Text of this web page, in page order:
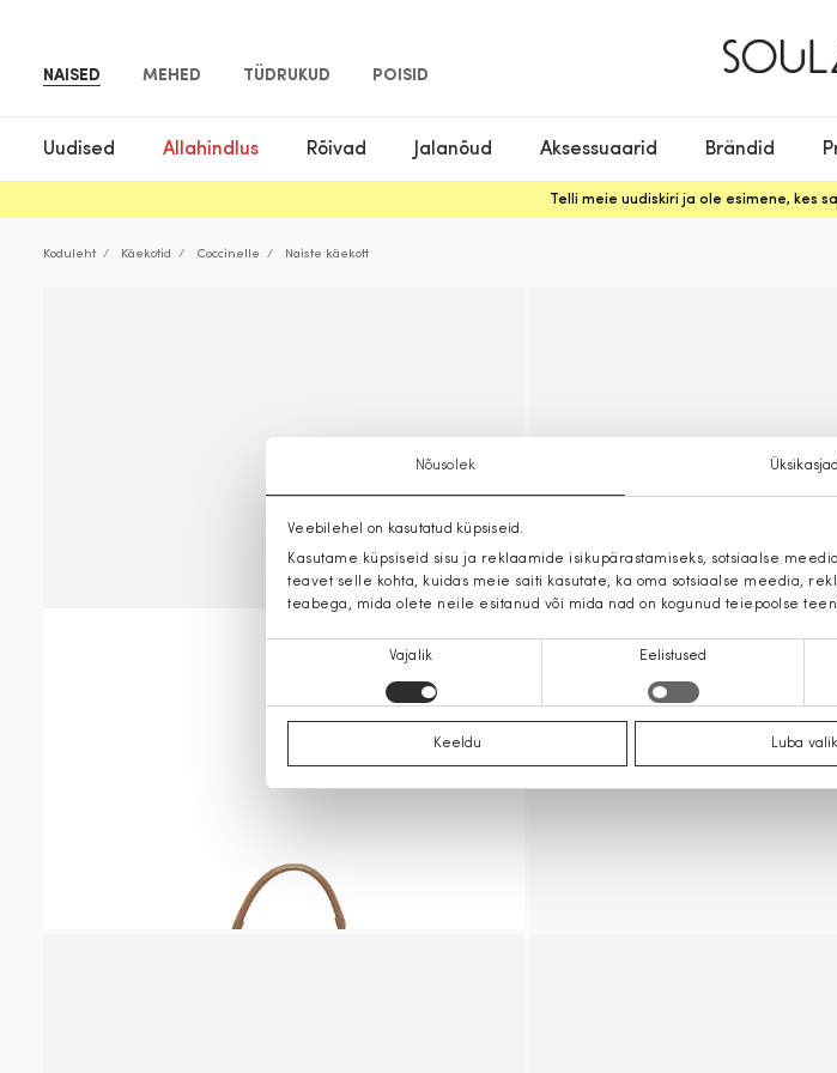
Nõusolek Üksikasjad
Veebilehel on kasutatud küpsiseid.
Kasutame küpsiseid sisu ja reklaamide isikupärastamiseks, sotsiaalse
teavet selle kohta, kuidas meie saiti kasutate, ka oma sotsiaalse meedia,
teabega, mida olete neile esitanud või mida nad on kogunud teiepoolse
Vajalik Eelistused
Keeldu Luba valik
NAISED MEHED TÜDRUKUD POISID
Uudised Allahindlus Rõivad Jalanõud Aksessuaarid Brändid
Telli meie uudiskiri ja ole esimene, kes
Koduleht Käekotid Coccinelle Naiste käekott